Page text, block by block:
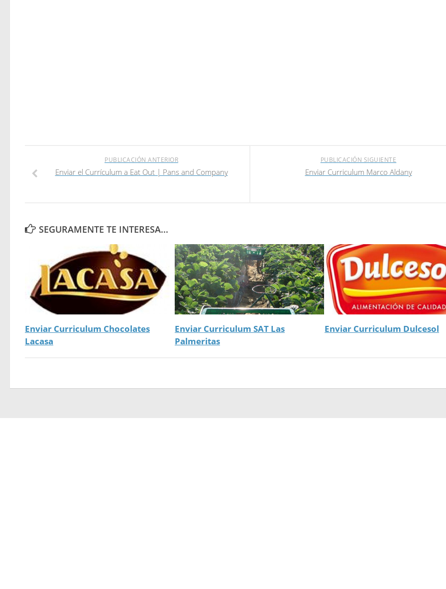
PUBLICACIÓN SIGUIENTE
Enviar Curriculum Marco Aldany
PUBLICACIÓN ANTERIOR
Enviar el Currículum a Eat Out | Pans and Company
SEGURAMENTE TE INTERESA...
Enviar Curriculum Chocolates
Lacasa
Enviar Curriculum SAT Las
Palmeritas
Enviar Curriculum Dulcesol